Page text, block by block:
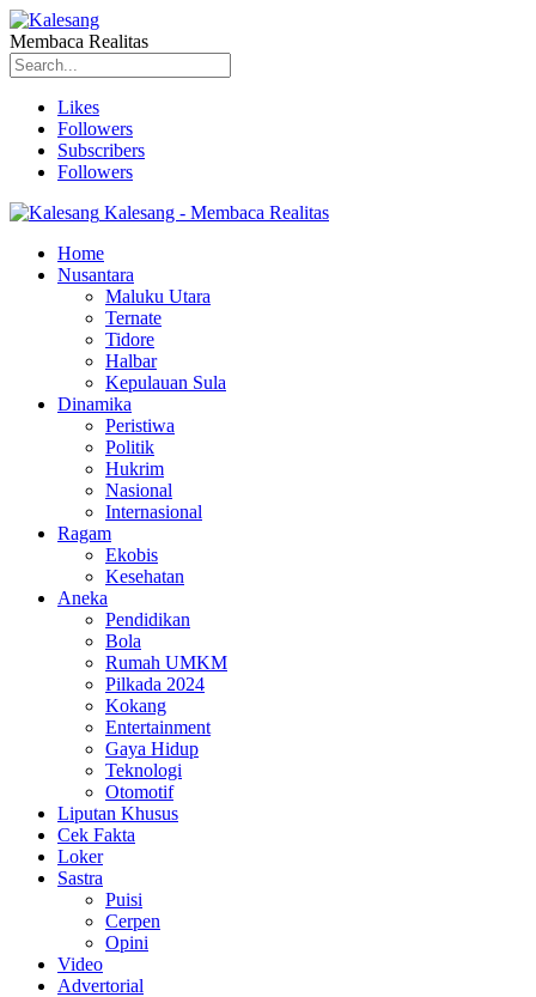
Membaca Realitas
Likes
Followers
Subscribers
Followers
Kalesang - Membaca Realitas
Home
Nusantara
Maluku Utara
Ternate
Tidore
Halbar
Kepulauan Sula
Dinamika
Peristiwa
Politik
Hukrim
Nasional
Internasional
Ragam
Ekobis
Kesehatan
Aneka
Pendidikan
Bola
Rumah UMKM
Pilkada 2024
Kokang
Entertainment
Gaya Hidup
Teknologi
Otomotif
Liputan Khusus
Cek Fakta
Loker
Sastra
Puisi
Cerpen
Opini
Video
Advertorial